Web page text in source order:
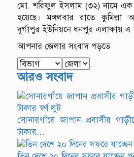
মো. শরিফুল ইসলাম (৩২) নামে এক
হয়েছে। মঙ্গলবার রাতে
দূর্গাপুর ইউনিয়নে ধনপুর এলাকায় এ
আপনার জেলার সংবাদ পড়তে
আরও সংবাদ
সোনারগাঁয়ে জাপান প্রবাসীর
টাকার…